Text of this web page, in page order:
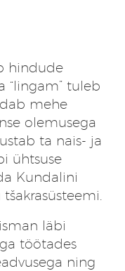
hindude
“lingam” tuleb
mehe
olemusega
ta nais- ja
ühtsuse
Kundalini
läbi
töötades
ning